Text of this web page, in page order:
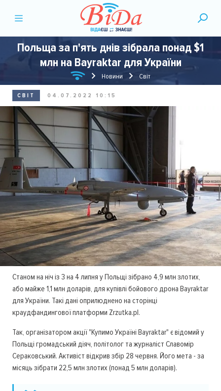
Польща за п'ять днів зібрала понад $1
млн на Bayraktar для України
Новини Світ
СВІТ 04.07.2022 10:15
Станом на ніч із 3 на 4 липня у Польщі зібрано 4,9 млн злотих,
або майже 1,1 млн доларів, для купівлі бойового дрона Bayraktar
для України. Такі дані оприлюднено на сторінці
краудфандингової платформи Zrzutka.pl.
Так, організатором акції "Купимо Україні Bayraktar" є відомий у
Польщі громадський діяч, політолог та журналіст Славомір
Сераковський. Активіст відкрив збір 28 червня. Його мета - за
місяць зібрати 22,5 млн злотих (понад 5 млн доларів).